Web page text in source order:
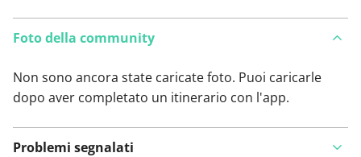
Foto della community
Non sono ancora state caricate foto. Puoi caricarle
dopo aver completato un itinerario con l'app.
Problemi segnalati